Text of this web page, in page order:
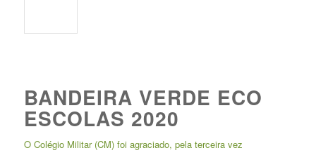
BANDEIRA VERDE ECO
ESCOLAS 2020
O Colégio Militar (CM) foi agraciado, pela terceira vez